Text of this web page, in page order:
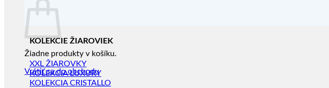
Žiadne produkty v košíku.
Vrátiť sa do obchodu
KOLEKCIE ŽIAROVIEK
XXL ŽIAROVKY
KOLEKCIA LUXURY
KOLEKCIA CRISTALLO